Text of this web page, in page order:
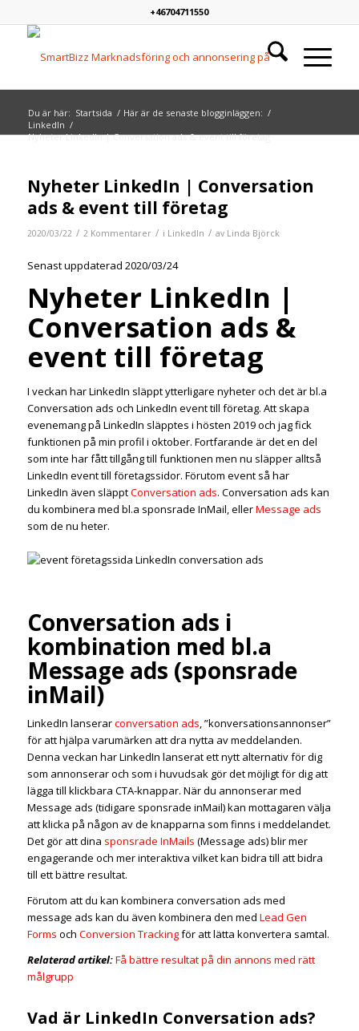
+46704711550
Du är här: Startsida / Här är de senaste blogginläggen: /
LinkedIn /
Nyheter LinkedIn | Conversation ads & event till företag
Nyheter LinkedIn | Conversation
ads & event till företag
2020/03/22 / 2 Kommentarer / i LinkedIn / av Linda Björck
Senast uppdaterad 2020/03/24
Nyheter LinkedIn |
Conversation ads &
event till företag
I veckan har LinkedIn släppt ytterligare nyheter och det är bl.a
Conversation ads och LinkedIn event till företag. Att skapa
evenemang på LinkedIn släpptes i hösten 2019 och jag fick
funktionen på min profil i oktober. Fortfarande är det en del
som inte har fått tillgång till funktionen men nu släpper alltså
LinkedIn event till företagssidor. Förutom event så har
LinkedIn även släpptConversation ads. Conversation ads kan
du kombinera med bl.a sponsrade InMail, ellerMessage ads
som de nu heter.
Conversation ads i
kombination med bl.a
Message ads (sponsrade
inMail)
LinkedIn lanserarconversation ads, ”konversationsannonser”
för att hjälpa varumärken att dra nytta av meddelanden.
Denna veckan har LinkedIn lanserat ett nytt alternativ för dig
som annonserar och som i huvudsak gör det möjligt för dig att
lägga till klickbara CTA-knappar. När du annonserar med
Message ads (tidigare sponsrade inMail) kan mottagaren välja
att klicka på någon av de knapparna som finns i meddelandet.
Det gör att dina sponsrade InMails (Message ads) blir mer
engagerande och mer interaktiva vilket kan bidra till att bidra
till ett bättre resultat.
Förutom att du kan kombinera conversation ads med
message ads kan du även kombinera den med Lead Gen
Forms och Conversion Trackingför att lätta konvertera samtal.
Relaterad artikel:Få bättre resultat på din annons med rätt
målgrupp
Vad är LinkedIn Conversation ads?